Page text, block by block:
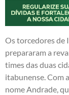
Os torcedores de
prepararam a
times das duas
itabunense. Com
nome Andrade,